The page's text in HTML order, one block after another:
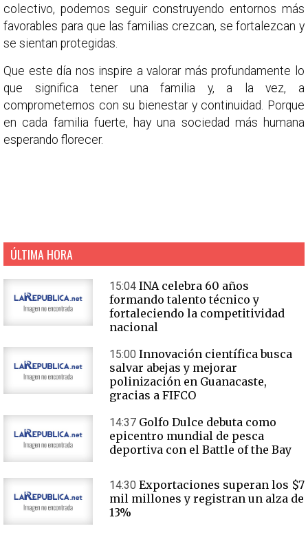
colectivo, podemos seguir construyendo entornos más
favorables para que las familias crezcan, se fortalezcan y
se sientan protegidas.
Que este día nos inspire a valorar más profundamente lo
que significa tener una familia y, a la vez, a
comprometernos con su bienestar y continuidad. Porque
en cada familia fuerte, hay una sociedad más humana
esperando florecer.
ÚLTIMA HORA
15:04 INA celebra 60 años
formando talento técnico y
fortaleciendo la competitividad
nacional
15:00 Innovación científica busca
salvar abejas y mejorar
polinización en Guanacaste,
gracias a FIFCO
14:37 Golfo Dulce debuta como
epicentro mundial de pesca
deportiva con el Battle of the Bay
14:30 Exportaciones superan los $7
mil millones y registran un alza de
13%